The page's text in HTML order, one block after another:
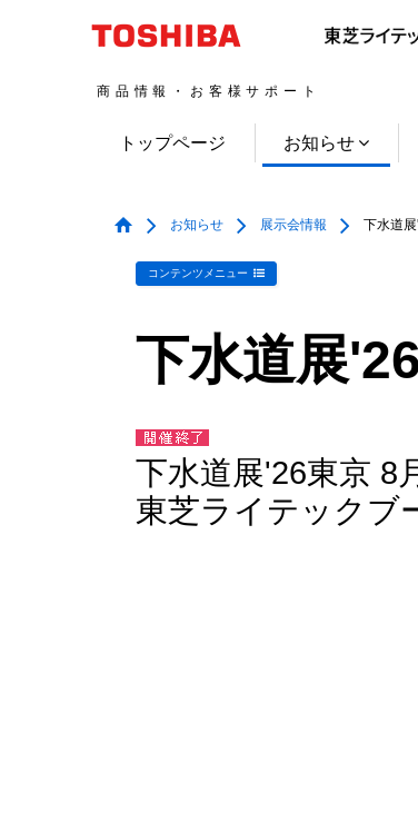
商品情報・お客様サポート
トップページ お知らせ
お知らせ 展示会情報 下水道展
コンテンツメニュー
下水道展
下水道展'26東京 8
東芝ライテックブ